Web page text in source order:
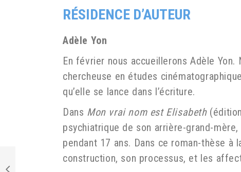
RÉSIDENCE D’AUTEUR
Adèle Yon
En février nous accueillerons Adèle
chercheuse en études
qu’elle se lance dans l’écriture.
Dans Mon vrai nom est Elisabeth
psychiatrique de son arrière-grand-
pendant 17 ans. Dans ce roman-thèse
construction, son processus, et les